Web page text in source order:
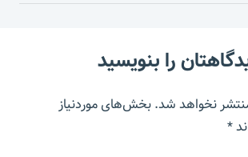
را بنویسید
نخواهد شد.بخش‌های موردنیاز
*